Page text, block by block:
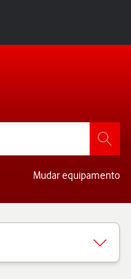
Mudar equipamento